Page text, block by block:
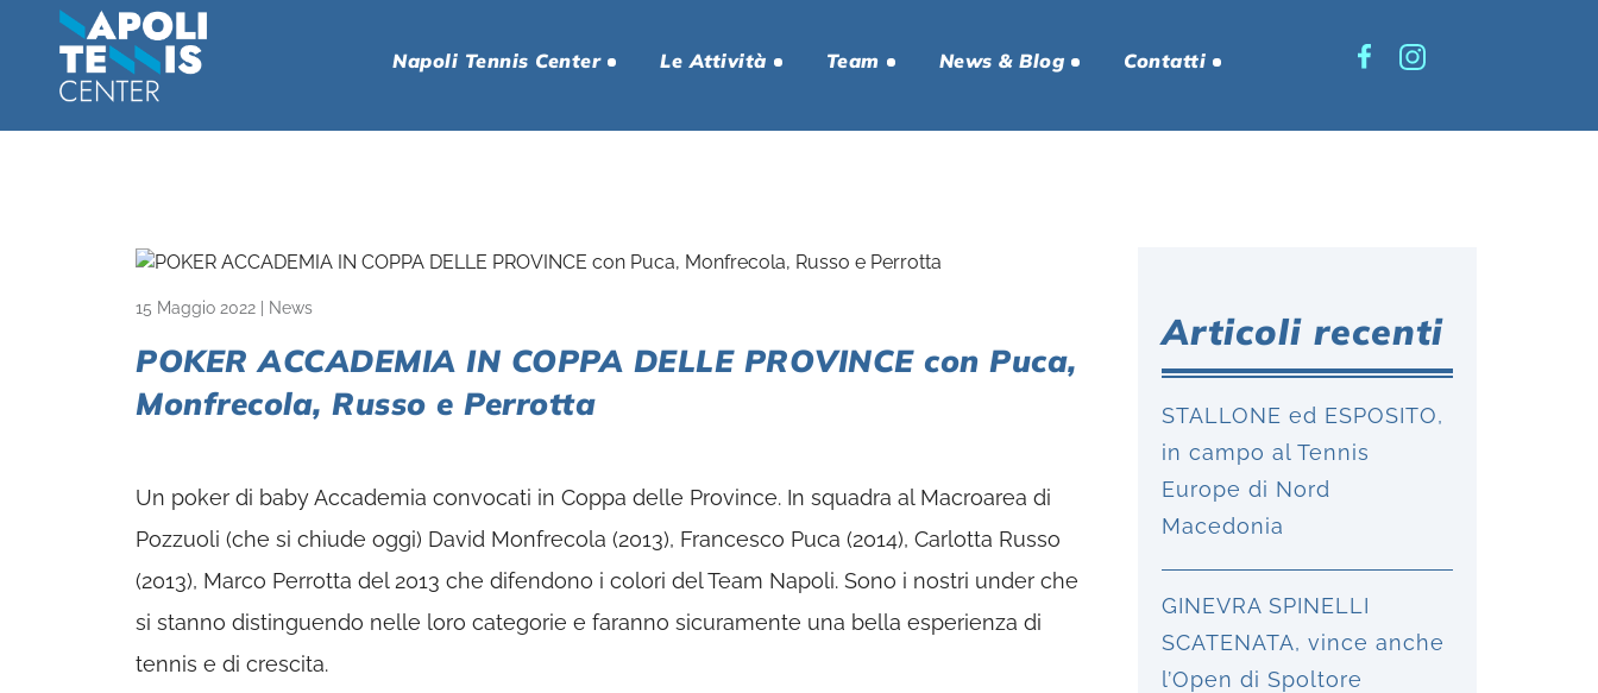
Napoli Tennis Center Le Attività Team News & Blog Contatti
15 Maggio 2022 News
POKER ACCADEMIA IN COPPA DELLE PROVINCE con Puca,
Monfrecola, Russo e Perrotta
Un poker di baby Accademia convocati in Coppa delle Province. In squadra al Macroarea di
Pozzuoli (che si chiude oggi) David Monfrecola (2013), Francesco Puca (2014), Carlotta Russo
(2013), Marco Perrotta del 2013 che difendono i colori del Team Napoli. Sono i nostri under che
si stanno distinguendo nelle loro categorie e faranno sicuramente una bella esperienza di
tennis e di crescita.
Articoli recenti
STALLONE ed ESPOSITO,
in campo al Tennis
Europe di Nord
Macedonia
GINEVRA SPINELLI
SCATENATA, vince anche
l’Open di Spoltore